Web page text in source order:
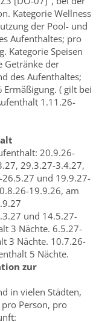
Kategorie Wellness
der Pool- und
Aufenthaltes; pro
Kategorie Speisen
Getränke der
des Aufenthaltes;
( gilt bei
1.11.26-
20.9.26-
29.3.27-3.4.27,
und 19.9.27-
19.9.26, am
und 14.5.27-
3 Nächte. 6.5.27-
3 Nächte. 10.7.26-
5 Nächte.
zur
in vielen Städten,
Person, pro